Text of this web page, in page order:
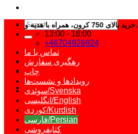
خرید بالای 750 کرون، همراه با هدیه ویژه از کتاب ارزان.
13:00 - 18:00
+46704926924
Search
for:
تماس با ما
رهگیری سفارش
چاپ
رویدادها و نشست‌ها
سوئدی/Svenska
انگلیسی/English
کوردی/Kurdish
فارسی/Persian
کتابفروشی